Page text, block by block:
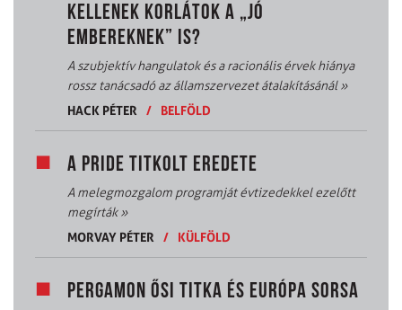
KELLENEK KORLÁTOK A „JÓ
EMBEREKNEK” IS?
A szubjektív hangulatok és a racionális érvek hiánya
rossz tanácsadó az államszervezet átalakításánál»
HACK PÉTER
/ BELFÖLD
A PRIDE TITKOLT EREDETE
A melegmozgalom programját évtizedekkel ezelőtt
megírták»
MORVAY PÉTER
/ KÜLFÖLD
PERGAMON ŐSI TITKA ÉS EURÓPA SORSA